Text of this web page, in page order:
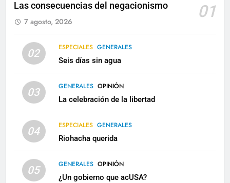
Las consecuencias del negacionismo 01
7 agosto, 2026
02 ESPECIALES GENERALES
Seis días sin agua
03 GENERALES OPINIÓN
La celebración de la libertad
04 ESPECIALES GENERALES
Riohacha querida
05 GENERALES OPINIÓN
¿Un gobierno que acUSA?